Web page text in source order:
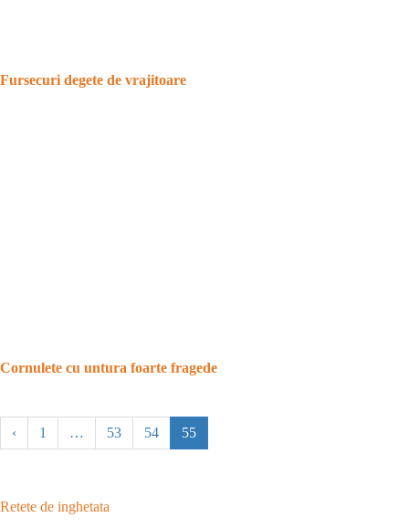
Fursecuri degete de vrajitoare
Cornulete cu untura foarte fragede
‹ 1 … 53 54 55
Retete de inghetata